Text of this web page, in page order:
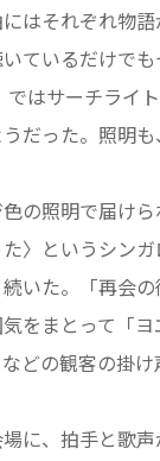
はそれぞれ物
ているだけで
ではサーチライ
だった。照明
の照明で届け
〉というシン
続いた。「再会
をまとって「
どの観客の掛
に、拍手と歌